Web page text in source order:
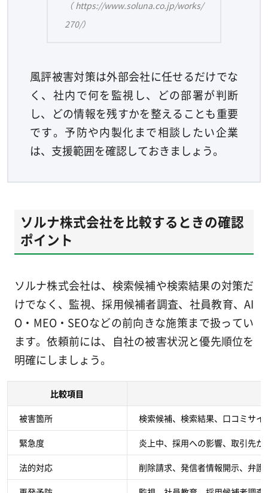
（https://www.soluna.co.jp/works/
270/）
風評被害対策は外部会社に任せるだけでな
く、社内で何を監視し、どの部署が判断
し、どの情報を残すかを整えることも重要
です。予防や内製化まで相談したい企業
は、支援範囲を確認しておきましょう。
ソルナ株式会社を比較するときの確認
ポイント
ソルナ株式会社は、検索候補や検索結果の対策だ
けでなく、監視、採用候補者調査、社員教育、AI
O・MEO・SEOなどの前向きな施策まで扱ってい
ます。依頼前には、自社の被害状況と優先順位を
明確にしましょう。
比較項目
被害箇所 検索候補、検索結果、口コミサ
緊急度 炎上中、採用への影響、取引先
法的対応 削除請求、発信者情報開示、弁護